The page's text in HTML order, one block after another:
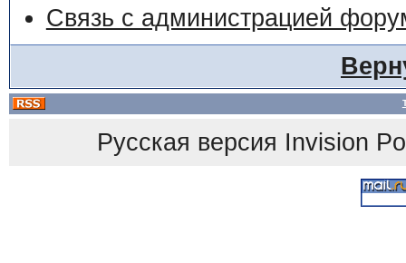
Связь с администрацией
Русская версия Invision